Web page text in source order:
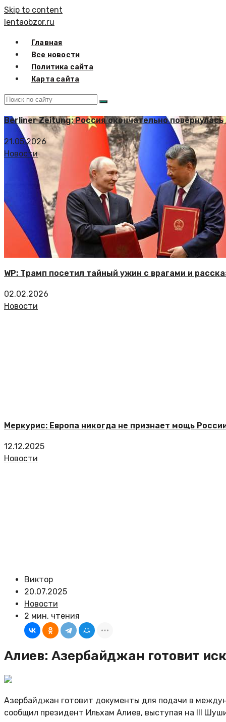
Skip to content
lentaobzor.ru
Главная
Все новости
Политика сайта
Карта сайта
Berliner Zeitung: Россия окончательно
21.05.2026
Новости
WP: Трамп посетил тайный ужин с врагами и
02.02.2026
Новости
Меркурис: Европа никогда не признает мощь
12.12.2025
Новости
Виктор
20.07.2025
Новости
2 мин. чтения
Алиев: Азербайджан готовит
Азербайджан готовит документы для подачи в
сообщил президент Ильхам Алиев, выступая на III